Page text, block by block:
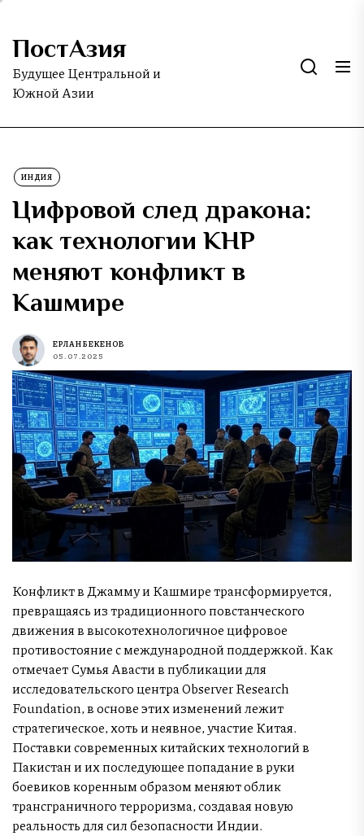
Skip
the
content
ПостАзия
Будущее Центральной и
Южной Азии
ИНДИЯ
Цифровой след дракона:
как технологии КНР
меняют конфликт в
Кашмире
ЕРЛАН БЕКЕНОВ
05.07.2025
Конфликт в Джамму и Кашмире трансформируется,
превращаясь из традиционного повстанческого
движения в высокотехнологичное цифровое
противостояние с международной поддержкой. Как
отмечает Сумья Авасти в публикации для
исследовательского центра Observer Research
Foundation, в основе этих изменений лежит
стратегическое, хоть и неявное, участие Китая.
Поставки современных китайских технологий в
Пакистан и их последующее попадание в руки
боевиков коренным образом меняют облик
трансграничного терроризма, создавая новую
реальность для сил безопасности Индии.